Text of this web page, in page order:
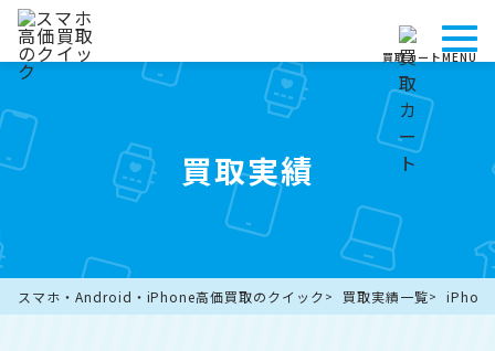
買取カートMENU
買取実績
スマホ・Android・iPhone高価買取のクイック 買取実績一覧